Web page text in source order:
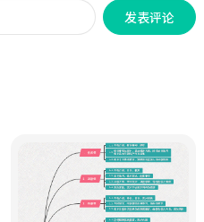
发表评论